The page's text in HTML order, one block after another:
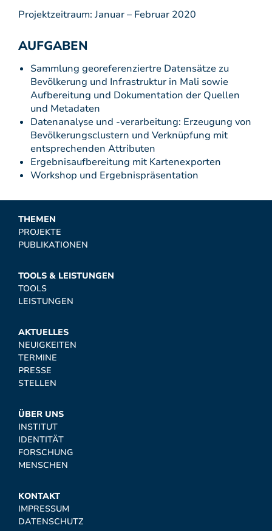
Projektzeitraum: Januar – Februar 2020
AUFGABEN
Sammlung georeferenziertre Datensätze zu
Bevölkerung und Infrastruktur in Mali sowie
Aufbereitung und Dokumentation der Quellen
und Metadaten
Datenanalyse und -verarbeitung: Erzeugung von
Bevölkerungsclustern und Verknüpfung mit
entsprechenden Attributen
Ergebnisaufbereitung mit Kartenexporten
Workshop und Ergebnispräsentation
THEMEN
PROJEKTE
PUBLIKATIONEN
TOOLS & LEISTUNGEN
TOOLS
LEISTUNGEN
AKTUELLES
NEUIGKEITEN
TERMINE
PRESSE
STELLEN
ÜBER UNS
INSTITUT
IDENTITÄT
FORSCHUNG
MENSCHEN
KONTAKT
IMPRESSUM
DATENSCHUTZ